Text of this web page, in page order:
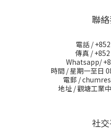
聯
電話 /
傳真 /
Whatsapp/
時間 / 星期一至日
電郵 /
地址 / 觀塘工業
社